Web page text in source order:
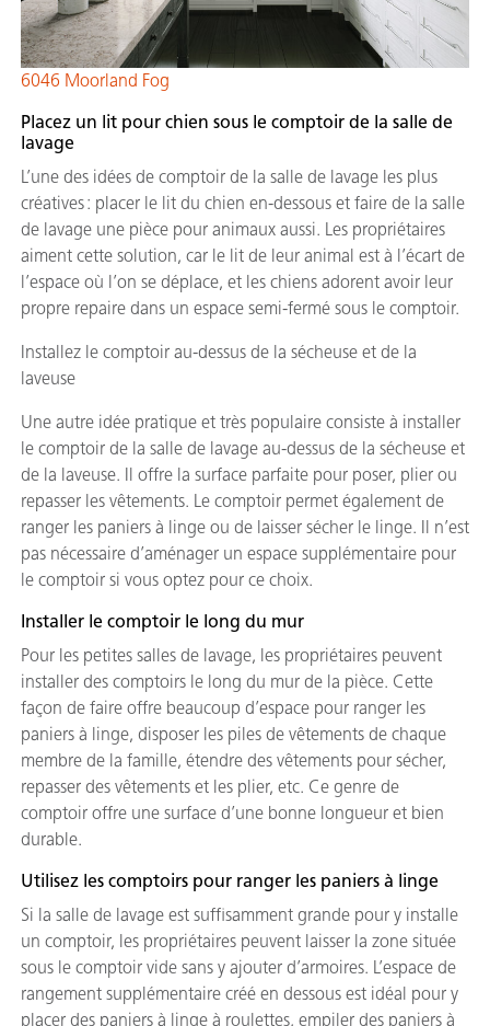
6046 Moorland Fog
Placez un lit pour chien sous le comptoir de la salle de
lavage
L’une des idées de comptoir de la salle de lavage les plus
créatives : placer le lit du chien en-dessous et faire de la salle
de lavage une pièce pour animaux aussi. Les propriétaires
aiment cette solution, car le lit de leur animal est à l’écart de
l’espace où l’on se déplace, et les chiens adorent avoir leur
propre repaire dans un espace semi-fermé sous le comptoir.
Installez le comptoir au-dessus de la sécheuse et de la
laveuse
Une autre idée pratique et très populaire consiste à installer
le comptoir de la salle de lavage au-dessus de la sécheuse et
de la laveuse. Il offre la surface parfaite pour poser, plier ou
repasser les vêtements. Le comptoir permet également de
ranger les paniers à linge ou de laisser sécher le linge. Il n’est
pas nécessaire d’aménager un espace supplémentaire pour
le comptoir si vous optez pour ce choix.
Installer le comptoir le long du mur
Pour les petites salles de lavage, les propriétaires peuvent
installer des comptoirs le long du mur de la pièce. Cette
façon de faire offre beaucoup d’espace pour ranger les
paniers à linge, disposer les piles de vêtements de chaque
membre de la famille, étendre des vêtements pour sécher,
repasser des vêtements et les plier, etc. Ce genre de
comptoir offre une surface d’une bonne longueur et bien
durable.
Utilisez les comptoirs pour ranger les paniers à linge
Si la salle de lavage est suffisamment grande pour y installe
un comptoir, les propriétaires peuvent laisser la zone située
sous le comptoir vide sans y ajouter d’armoires. L’espace de
rangement supplémentaire créé en dessous est idéal pour y
placer des paniers à linge à roulettes, empiler des paniers à